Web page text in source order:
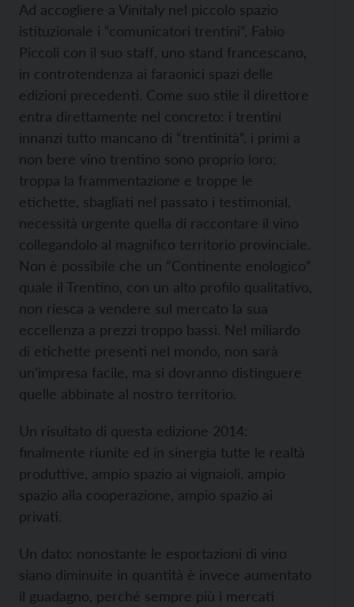
Ad accogliere a Vinitaly nel piccolo spazio
istituzionale i “comunicatori trentini”, Fabio
Piccoli con il suo staff, uno stand francescano,
in controtendenza ai faraonici spazi delle
edizioni precedenti. Come suo stile il direttore
entra direttamente nel concreto: i trentini
innanzi tutto mancano di “trentinità”, i primi a
non bere vino trentino sono proprio loro;
troppa la frammentazione e troppe le
etichette, sbagliati nel passato i testimonial,
necessità urgente quella di raccontare il vino
collegandolo al magnifico territorio provinciale.
Non è possibile che un “Continente enologico”
quale il Trentino, con un alto profilo qualitativo,
non riesca a vendere sul mercato la sua
eccellenza a prezzi troppo bassi. Nel miliardo
di etichette presenti nel mondo, non sarà
un’impresa facile, ma si dovranno distinguere
quelle abbinate al nostro territorio.
Un risultato di questa edizione 2014:
finalmente riunite ed in sinergia tutte le realtà
produttive, ampio spazio ai vignaioli, ampio
spazio alla cooperazione, ampio spazio ai
privati.
Un dato: nonostante le esportazioni di vino
siano diminuite in quantità è invece aumentato
il guadagno, perché sempre più i mercati